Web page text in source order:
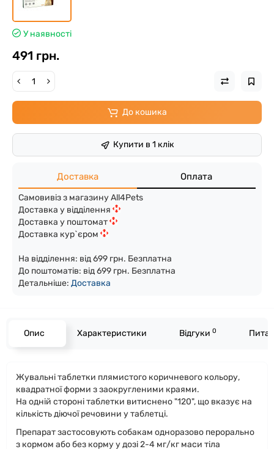
У наявності
491 грн.
До кошика
Купити в 1 клік
Доставка Оплата
Самовивіз з магазину All4Pets
Доставка у відділення
Доставка у поштомат
Доставка кур`єром
На відділення: від 699 грн. Безплатна
До поштоматів: від 699 грн. Безплатна
Детальніше: Доставка
Опис Характеристики Відгуки 0
Жувальні таблетки плямистого коричневого кольору,
квадратної форми з заокругленими краями.
На одній стороні таблетки витиснено "120", що вказує на
кількість діючої речовини у таблетці.
Препарат застосовують собакам одноразово перорально
з кормом або без корму у дозі 2-4 мг/кг маси тіла